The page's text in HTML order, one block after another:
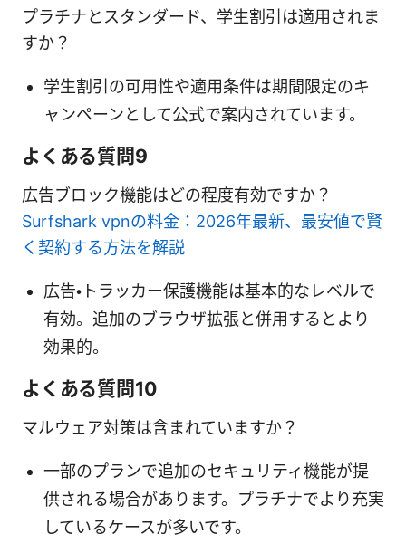
プラチナとスタンダード、学生割引は適用されま
すか？
学生割引の可用性や適用条件は期間限定のキ
ャンペーンとして公式で案内されています。
よくある質問9
広告ブロック機能はどの程度有効ですか？
Surfshark vpnの料金：2026年最新、最安値で賢
く契約する方法を解説
広告・トラッカー保護機能は基本的なレベルで
有効。追加のブラウザ拡張と併用するとより
効果的。
よくある質問10
マルウェア対策は含まれていますか？
一部のプランで追加のセキュリティ機能が提
供される場合があります。プラチナでより充実
しているケースが多いです。